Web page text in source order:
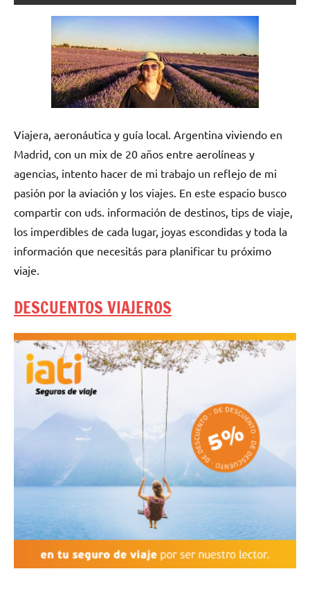
Viajera, aeronáutica y guía local. Argentina viviendo en
Madrid, con un mix de 20 años entre aerolíneas y
agencias, intento hacer de mi trabajo un reflejo de mi
pasión por la aviación y los viajes. En este espacio busco
compartir con uds. información de destinos, tips de viaje,
los imperdibles de cada lugar, joyas escondidas y toda la
información que necesitás para planificar tu próximo
viaje.
DESCUENTOS VIAJEROS